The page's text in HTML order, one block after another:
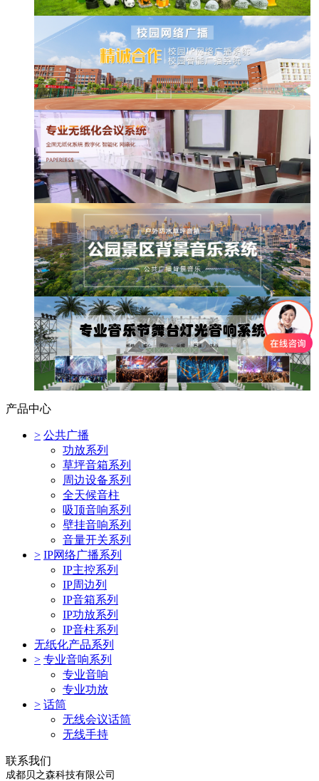
产品中心
> 公共广播
功放系列
草坪音箱系列
周边设备系列
全天候音柱
吸顶音响系列
壁挂音响系列
音量开关系列
> IP网络广播系列
IP主控系列
IP周边列
IP音箱系列
IP功放系列
IP音柱系列
无纸化产品系列
> 专业音响系列
专业音响
专业功放
> 话筒
无线会议话筒
无线手持
联系我们
成都贝之森科技有限公司